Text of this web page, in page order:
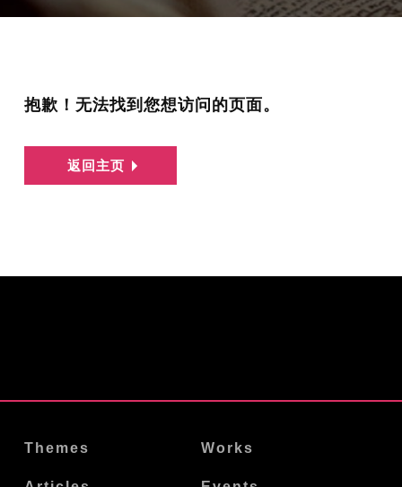
抱歉！无法找到您想访问的页面。
返回主页
Themes Works